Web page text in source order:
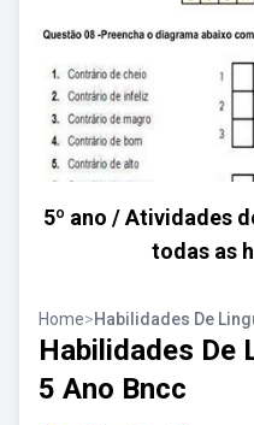
5º ano / Atividades
todas as
Home>Habilidades De
Habilidades De
5 Ano Bncc